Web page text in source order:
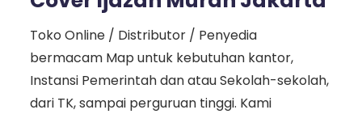
Toko Online / Distributor / Penyedia
bermacam Map untuk kebutuhan kantor,
Instansi Pemerintah dan atau Sekolah-sekolah,
dari TK, sampai perguruan tinggi. Kami